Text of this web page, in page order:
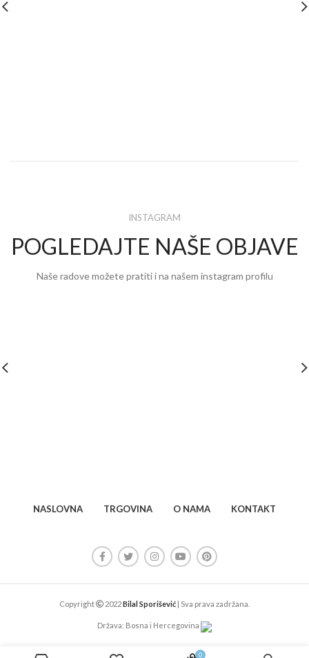
INSTAGRAM
POGLEDAJTE NAŠE OBJAVE
Naše radove možete pratiti i na našem instagram profilu
NASLOVNA TRGOVINA O NAMA KONTAKT
Copyright 2022Bilal Sporišević | Sva prava zadržana.
Država: Bosna i Hercegovina
0